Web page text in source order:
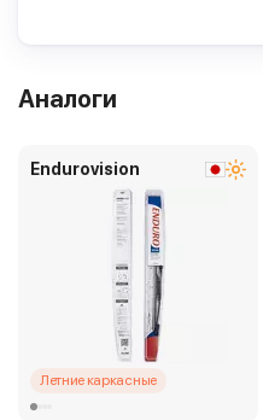
Аналоги
Endurovision
Летние каркасные